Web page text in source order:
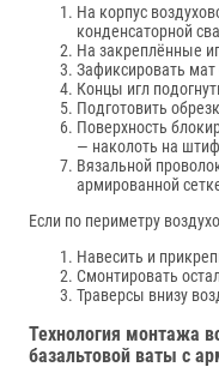
На корпус
конденсаторной
На закреплённые
Зафиксировать
Концы игл
Подготовить
Поверхность
— наколоть на
Вязальной
армированной
Если по периметру
Навесить и
Смонтировать
Траверсы внизу
Технология монтажа
базальтовой ваты с